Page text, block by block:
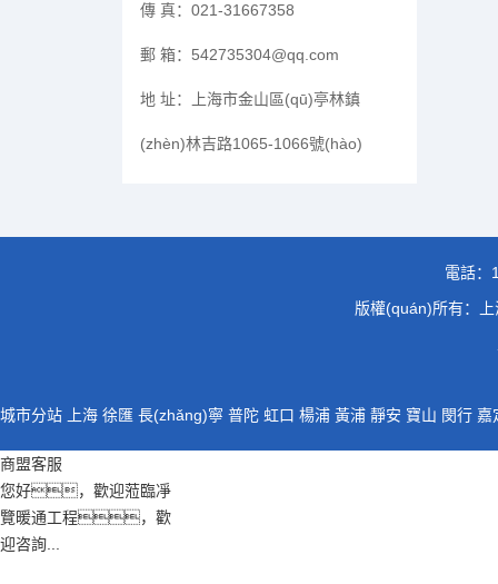
傳 真： 021-31667358
郵 箱： 542735304@qq.com
地 址： 上海市金山區(qū)亭林鎮
(zhèn)林吉路1065-1066號(hào)
電話：
版權(quán)所有：
城市分站 上海 徐匯 長(zhǎng)寧 普陀 虹口 楊浦 黃浦 靜安 寶山 閔行 嘉
商盟客服
您好，歡迎蒞臨凈
覽暖通工程，歡
迎咨詢...